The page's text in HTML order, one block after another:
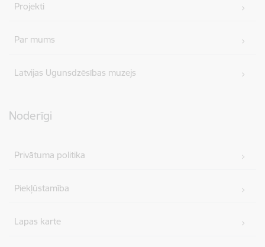
Projekti
Par mums
Latvijas Ugunsdzēsības muzejs
Noderīgi
Privātuma politika
Piekļūstamība
Lapas karte